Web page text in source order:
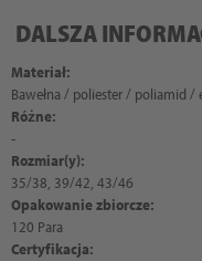
DALSZA
Materiał:
Bawełna / poliester / poliamid /
Różne:
-
Rozmiar(y):
35/38, 39/42, 43/46
Opakowanie zbiorcze:
120 Para
Certyfikacja: